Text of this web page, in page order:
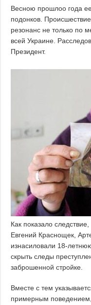
Весною прошлоо года
подонков.
резонанс не только по
всей Украине.
Президент.
Как показало
Евгений Краснощек,
изнасиловали 18-
скрыть следы
заброшенной стройке.
Вместе с тем
примерным